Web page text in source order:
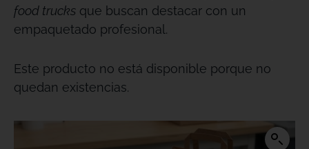
food trucks que buscan destacar con un
empaquetado profesional .
Este producto no está disponible porque no
quedan existencias.